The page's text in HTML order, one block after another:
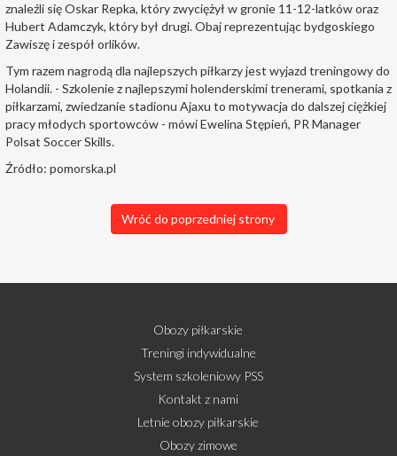
znaleźli się Oskar Repka, który zwyciężył w gronie 11-12-latków oraz
Hubert Adamczyk, który był drugi. Obaj reprezentując bydgoskiego
Zawiszę i zespół orlików.
Tym razem nagrodą dla najlepszych piłkarzy jest wyjazd treningowy do
Holandii. - Szkolenie z najlepszymi holenderskimi trenerami, spotkania z
piłkarzami, zwiedzanie stadionu Ajaxu to motywacja do dalszej ciężkiej
pracy młodych sportowców - mówi Ewelina Stępień, PR Manager
Polsat Soccer Skills.
Źródło: pomorska.pl
Wróć do poprzedniej strony
Obozy piłkarskie
Treningi indywidualne
System szkoleniowy PSS
Kontakt z nami
Letnie obozy piłkarskie
Obozy zimowe